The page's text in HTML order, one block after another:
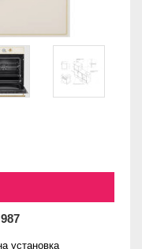
987
установка